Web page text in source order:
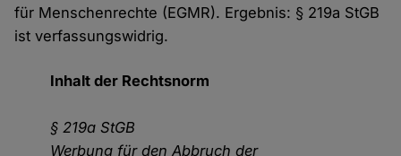
für Menschenrechte (EGMR). Ergebnis: § 219a StGB
ist verfassungswidrig.
Inhalt der Rechtsnorm
§ 219a StGB
Werbung für den Abbruch der